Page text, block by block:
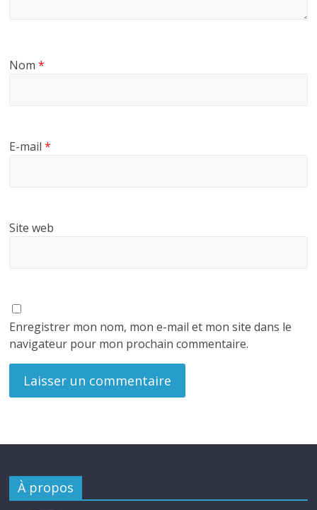
Nom*
E-mail*
Site web
Enregistrer mon nom, mon e-mail et mon site dans le
navigateur pour mon prochain commentaire.
À propos